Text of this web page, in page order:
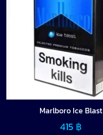
Marlboro Ice Blast
415 ฿